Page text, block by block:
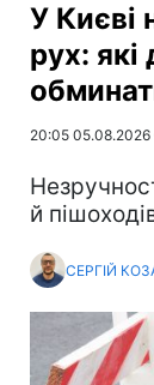
У Києві
рух:
20:05
й
СЕРГІЙ